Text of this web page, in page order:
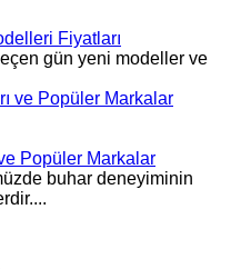
Fiyatları
gün yeni modeller ve
Popüler Markalar
buhar deneyiminin